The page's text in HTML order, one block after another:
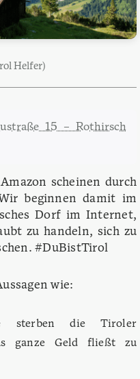
Helfer)
15 – Rothirsch
scheinen durch
beginnen damit im
Dorf im Internet,
zu handeln, sich zu
#DuBistTirol
wie:
sterben die Tiroler
ganze Geld fließt zu